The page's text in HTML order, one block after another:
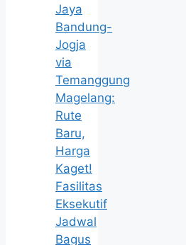
Jaya
Bandung-
Jogja
via
Temanggung
Magelang:
Rute
Baru,
Harga
Kaget!
Fasilitas
Eksekutif
Jadwal
Bagus